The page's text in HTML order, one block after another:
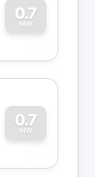
0.7
MW
0
0.7
MW
0